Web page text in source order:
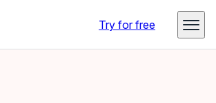
Try for free